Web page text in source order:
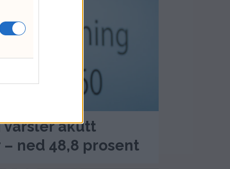
varsler akutt
ned 48,8 prosent